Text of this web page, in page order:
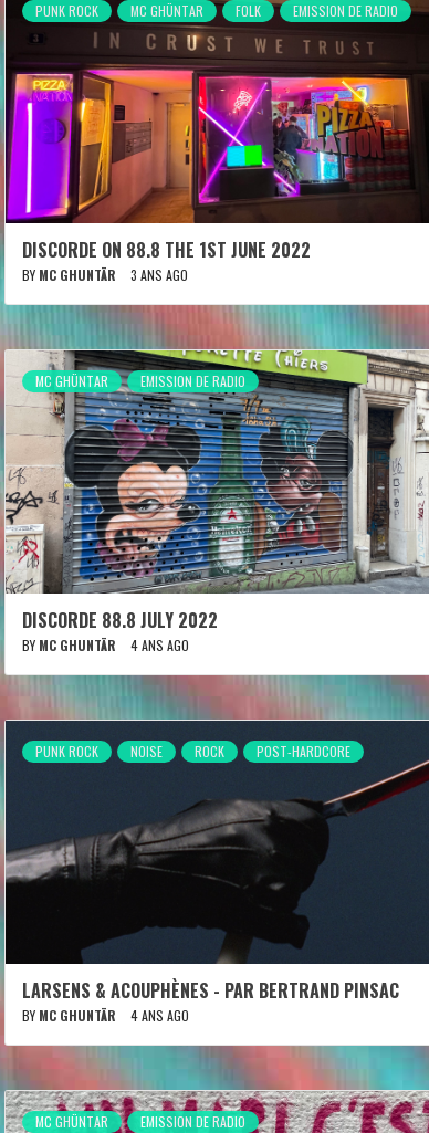
PUNK ROCK MC GHÜNTAR FOLK EMISSION DE RADIO
DISCORDE ON 88.8 THE 1ST JUNE 2022
BY MC GHUNTÄR 3 ANS AGO
MC GHÜNTAR EMISSION DE RADIO
DISCORDE 88.8 JULY 2022
BY MC GHUNTÄR 4 ANS AGO
PUNK ROCK NOISE ROCK POST-HARDCORE
LARSENS & ACOUPHÈNES - PAR BERTRAND PINSAC
BY MC GHUNTÄR 4 ANS AGO
MC GHÜNTAR EMISSION DE RADIO